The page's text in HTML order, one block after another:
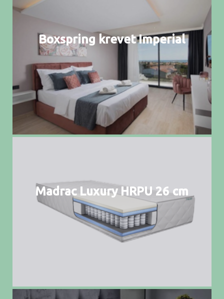
Boxspring krevet Imperial
Madrac Luxury HRPU 26 cm